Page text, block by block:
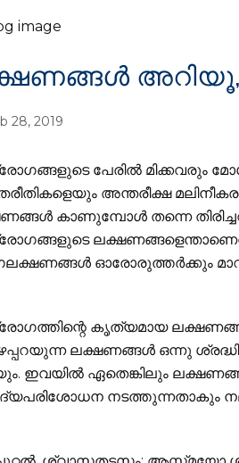
അറിയൂ,
28, 2019
പേരില്‍ മിക്കവരും
അന്തരീക്ഷ
കാണുമ്പോള്‍ തന്നെ
ഓരോരുത്തര്‍ക്കും
കൃത്യമായ ലക്ഷണങ്ങള്‍
ലക്ഷണങ്ങള്‍ ഒന്നു
ഇവയില്‍ ഏതെങ്കിലും
നടത്തുന്നതാകും